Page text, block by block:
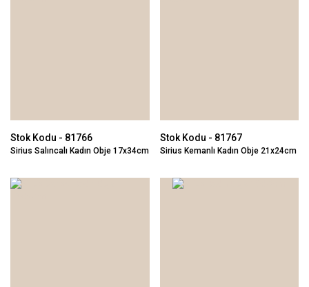
Stok Kodu - 81766
Sirius Salıncalı Kadın Obje 17x34cm
Stok Kodu - 81767
Sirius Kemanlı Kadın Obje 21x24cm